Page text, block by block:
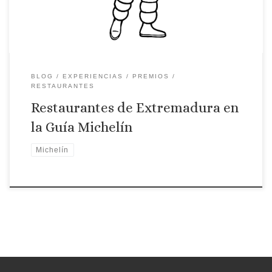
BLOG EXPERIENCIAS
PREMIOS
RESTAURANTES
Restaurantes de Extremadura en
la Guía Michelín
Michelín